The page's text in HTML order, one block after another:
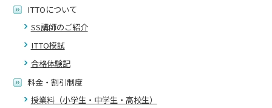
ITTOについて
SS講師のご紹介
ITTO模試
合格体験記
料金・割引制度
授業料（小学生・中学生・高校生）